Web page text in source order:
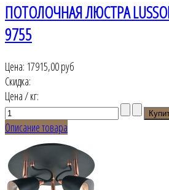
ПОТОЛОЧНАЯ ЛЮСТРА
9755
Цена: 17915,00 руб
Скидка:
Цена / кг:
Описание товара